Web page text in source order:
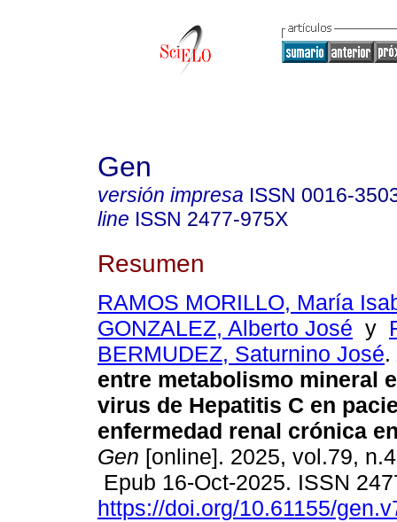
Gen
versión impresa ISSN 0016-
line ISSN 2477-975X
Resumen
RAMOS MORILLO, María
GONZALEZ, Alberto José y
BERMUDEZ, Saturnino José.
entre metabolismo mineral
virus de Hepatitis C en
enfermedad renal crónica
Gen [online]. 2025, vol.79,
Epub 16-Oct-2025. ISSN
https://doi.org/10.61155/